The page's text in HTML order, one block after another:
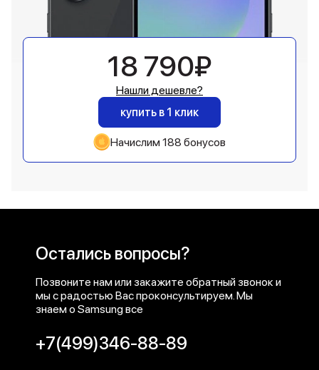
18 790₽
Нашли дешевле?
купить в 1 клик
Начислим 188 бонусов
Остались вопросы?
Позвоните нам или закажите обратный звонок и
мы с радостью Вас проконсультируем. Мы
знаем о Samsung все
+7(499)346-88-89